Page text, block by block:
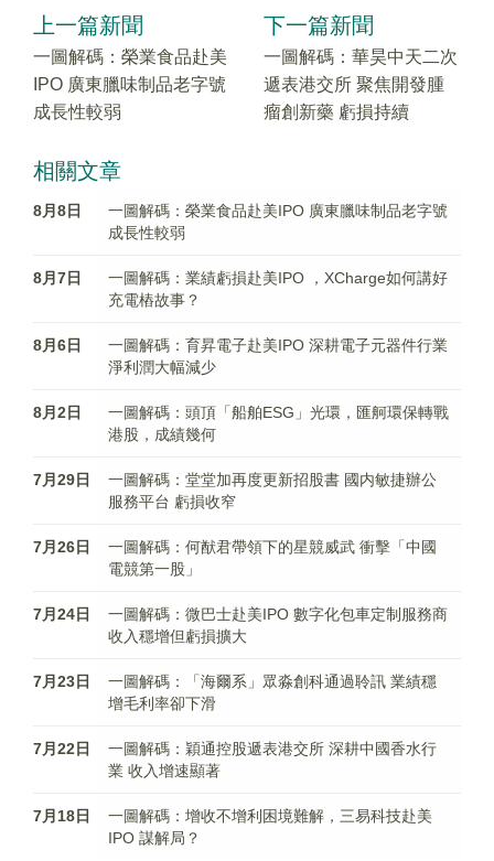
上一篇新聞
一圖解碼：榮業食品赴美
IPO 廣東臘味制品老字號
成長性較弱
下一篇新聞
一圖解碼：華昊中天二次
遞表港交所 聚焦開發腫
瘤創新藥 虧損持續
相關文章
8月8日
一圖解碼：榮業食品赴美IPO 廣東臘味制品老字號
成長性較弱
8月7日
一圖解碼：業績虧損赴美IPO ，XCharge如何講好
充電樁故事？
8月6日
一圖解碼：育昇電子赴美IPO 深耕電子元器件行業
淨利潤大幅減少
8月2日
一圖解碼：頭頂「船舶ESG」光環，匯舸環保轉戰
港股，成績幾何
7月29日
一圖解碼：堂堂加再度更新招股書 國内敏捷辦公
服務平台 虧損收窄
7月26日
一圖解碼：何猷君帶領下的星競威武 衝擊「中國
電競第一股」
7月24日
一圖解碼：微巴士赴美IPO 數字化包車定制服務商
收入穩增但虧損擴大
7月23日
一圖解碼：「海爾系」眾淼創科通過聆訊 業績穩
增毛利率卻下滑
7月22日
一圖解碼：穎通控股遞表港交所 深耕中國香水行
業 收入增速顯著
7月18日
一圖解碼：增收不增利困境難解，三易科技赴美
IPO 謀解局？